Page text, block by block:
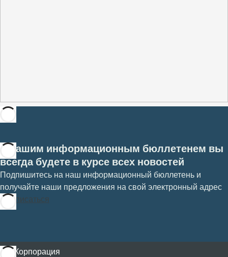
С нашим информационным бюллетенем вы
всегда будете в курсе всех новостей
Подпишитесь на наш информационный бюллетень и
получайте наши предложения на свой электронный адрес
Подписаться
Корпорация